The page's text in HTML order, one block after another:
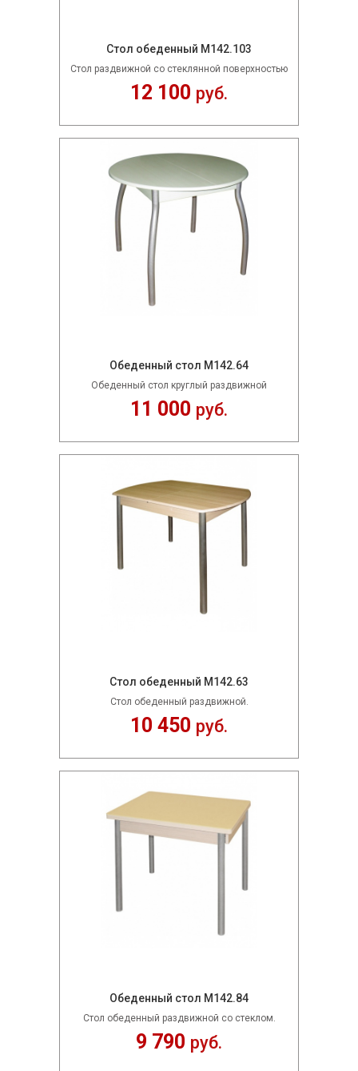
Стол обеденный М142.103
Стол раздвижной со стеклянной поверхностью
12 100 руб.
Обеденный стол М142.64
Обеденный стол круглый раздвижной
11 000 руб.
Стол обеденный М142.63
Стол обеденный раздвижной.
10 450 руб.
Обеденный стол М142.84
Стол обеденный раздвижной со стеклом.
9 790 руб.